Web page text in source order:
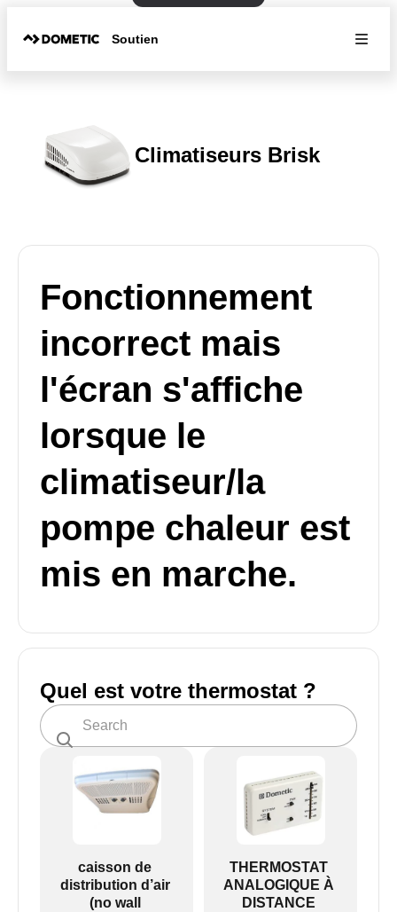
Soutien
Climatiseurs Brisk
Fonctionnement
incorrect mais
l'écran s'affiche
lorsque le
climatiseur/la
pompe chaleur est
mis en marche.
Quel est votre thermostat ?
caisson de
distribution d’air
(no wall
THERMOSTAT
ANALOGIQUE À
DISTANCE